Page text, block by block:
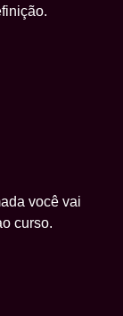
você vai
curso.